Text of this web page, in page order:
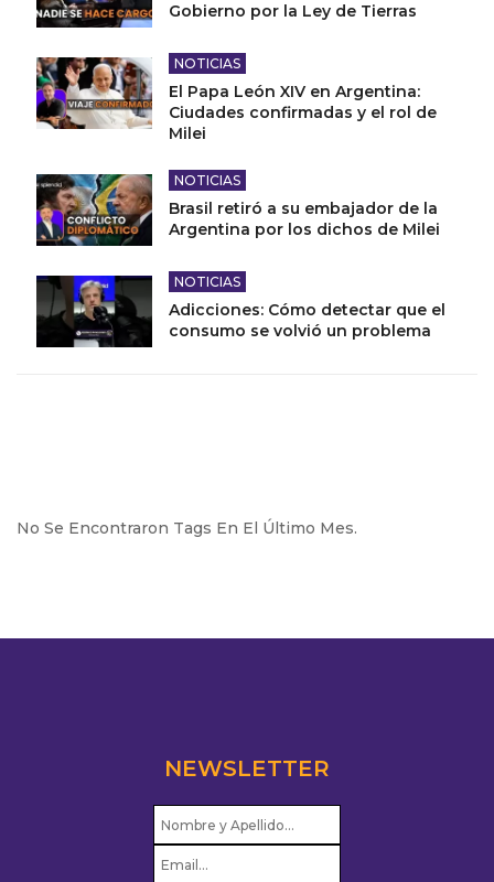
Gobierno por la Ley de Tierras
NOTICIAS
El Papa León XIV en Argentina:
Ciudades confirmadas y el rol de
Milei
NOTICIAS
Brasil retiró a su embajador de la
Argentina por los dichos de Milei
NOTICIAS
Adicciones: Cómo detectar que el
consumo se volvió un problema
No Se Encontraron Tags En El Último Mes.
NEWSLETTER